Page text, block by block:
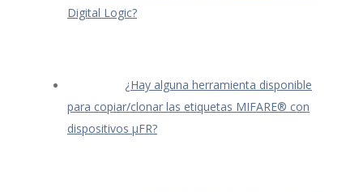
Digital Logic?
¿Hay alguna herramienta disponible
para copiar/clonar las etiquetas MIFARE® con
dispositivos μFR?